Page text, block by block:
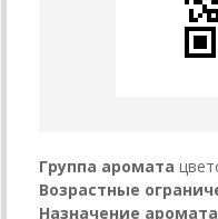
Группа аромата
Возрастные
Назначение аромата